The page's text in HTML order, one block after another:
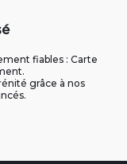
fiables : Carte
grâce à nos